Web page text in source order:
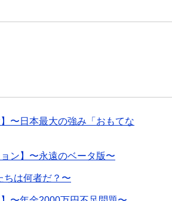
】〜日本最大の強み「おもてな
ョン】〜永遠のベータ版〜
ちは何者だ？〜